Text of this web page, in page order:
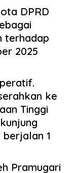
DPRD
terhadap
2025
ke
Tinggi
1
Pramugari